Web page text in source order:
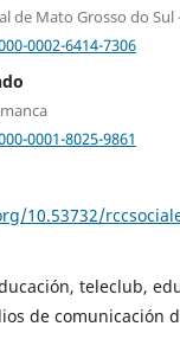
de Mato Grosso do Sul
0002-6414-7306
0001-8025-9861
10.53732/
teleclub,
de comunicación